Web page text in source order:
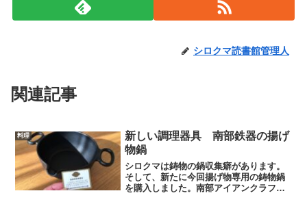
シロクマ読書館管理人
関連記事
料理
新しい調理器具 南部鉄器の揚げ
物鍋
シロクマは鋳物の鍋収集癖があります。
そして、新たに今回揚げ物専用の鋳物鍋
を購入しました。南部アイアンクラフ